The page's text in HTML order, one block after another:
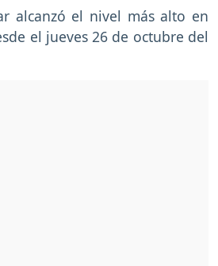
alcanzó el nivel más alto en
el jueves 26 de octubre del